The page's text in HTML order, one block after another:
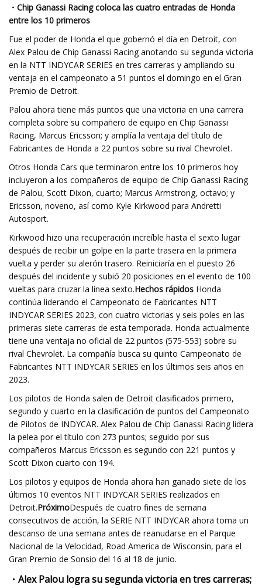
・Chip Ganassi Racing coloca las cuatro entradas de Honda
entre los 10 primeros
Fue el poder de Honda el que gobernó el día en Detroit, con
Alex Palou de Chip Ganassi Racing anotando su segunda victoria
en la NTT INDYCAR SERIES en tres carreras y ampliando su
ventaja en el campeonato a 51 puntos el domingo en el Gran
Premio de Detroit.
Palou ahora tiene más puntos que una victoria en una carrera
completa sobre su compañero de equipo en Chip Ganassi
Racing, Marcus Ericsson; y amplía la ventaja del título de
Fabricantes de Honda a 22 puntos sobre su rival Chevrolet.
Otros Honda Cars que terminaron entre los 10 primeros hoy
incluyeron a los compañeros de equipo de Chip Ganassi Racing
de Palou, Scott Dixon, cuarto; Marcus Armstrong, octavo; y
Ericsson, noveno, así como Kyle Kirkwood para Andretti
Autosport.
Kirkwood hizo una recuperación increíble hasta el sexto lugar
después de recibir un golpe en la parte trasera en la primera
vuelta y perder su alerón trasero. Reiniciaría en el puesto 26
después del incidente y subió 20 posiciones en el evento de 100
vueltas para cruzar la línea sexto.Hechos rápidos Honda
continúa liderando el Campeonato de Fabricantes NTT
INDYCAR SERIES 2023, con cuatro victorias y seis poles en las
primeras siete carreras de esta temporada. Honda actualmente
tiene una ventaja no oficial de 22 puntos (575-553) sobre su
rival Chevrolet. La compañía busca su quinto Campeonato de
Fabricantes NTT INDYCAR SERIES en los últimos seis años en
2023.
Los pilotos de Honda salen de Detroit clasificados primero,
segundo y cuarto en la clasificación de puntos del Campeonato
de Pilotos de INDYCAR. Alex Palou de Chip Ganassi Racing lidera
la pelea por el título con 273 puntos; seguido por sus
compañeros Marcus Ericsson es segundo con 221 puntos y
Scott Dixon cuarto con 194.
Los pilotos y equipos de Honda ahora han ganado siete de los
últimos 10 eventos NTT INDYCAR SERIES realizados en
Detroit.PróximoDespués de cuatro fines de semana
consecutivos de acción, la SERIE NTT INDYCAR ahora toma un
descanso de una semana antes de reanudarse en el Parque
Nacional de la Velocidad, Road America de Wisconsin, para el
Gran Premio de Sonsio del 16 al 18 de junio.
・Alex Palou logra su segunda victoria en tres carreras;